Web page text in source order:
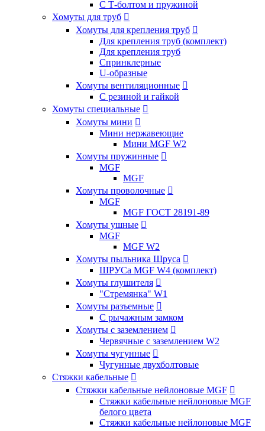
С Т-болтом и пружиной
Хомуты для труб 
Хомуты для крепления труб 
Для крепления труб (комплект)
Для крепления труб
Спринклерные
U-образные
Хомуты вентиляционные 
С резиной и гайкой
Хомуты специальные 
Хомуты мини 
Мини нержавеющие
Мини MGF W2
Хомуты пружинные 
MGF
MGF
Хомуты проволочные 
MGF
MGF ГОСТ 28191-89
Хомуты ушные 
MGF
MGF W2
Хомуты пыльника Шруса 
ШРУСа MGF W4 (комплект)
Хомуты глушителя 
"Стремянка" W1
Хомуты разъемные 
С рычажным замком
Хомуты с заземлением 
Червячные с заземлением W2
Хомуты чугунные 
Чугунные двухболтовые
Стяжки кабельные 
Стяжки кабельные нейлоновые MGF 
Стяжки кабельные нейлоновые MGF
белого цвета
Стяжки кабельные нейлоновые MGF